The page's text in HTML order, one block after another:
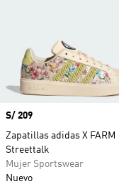
Precio
S/ 209
Zapatillas adidas X FARM
Streettalk
Mujer Sportswear
Nuevo